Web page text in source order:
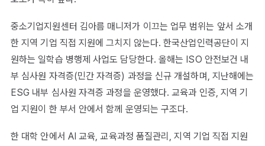
중소기업지원센터 김아름 매니저가 이끄는 업무 범위는 앞서 소개
한 지역 기업 직접 지원에 그치지 않는다. 한국산업인력공단이 지
원하는 일학습 병행제 사업도 담당한다. 올해는 ISO 안전보건 내
부 심사원 자격증(민간 자격증) 과정을 신규 개설하며, 지난해에는
ESG 내부 심사원 자격증 과정을 운영했다. 교육과 인증, 지역 기
업 지원이 한 부서 안에서 함께 운영되는 구조다.
한 대학 안에서 AI 교육, 교육과정 품질관리, 지역 기업 직접 지원